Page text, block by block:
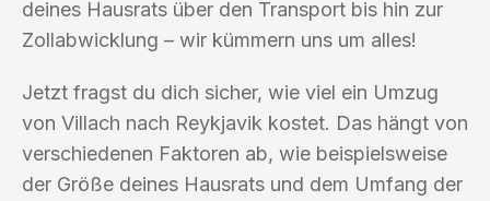
deines Hausrats über den Transport bis hin zur
Zollabwicklung – wir kümmern uns um alles!
Jetzt fragst du dich sicher, wie viel ein Umzug
von Villach nach Reykjavik kostet. Das hängt von
verschiedenen Faktoren ab, wie beispielsweise
der Größe deines Hausrats und dem Umfang der